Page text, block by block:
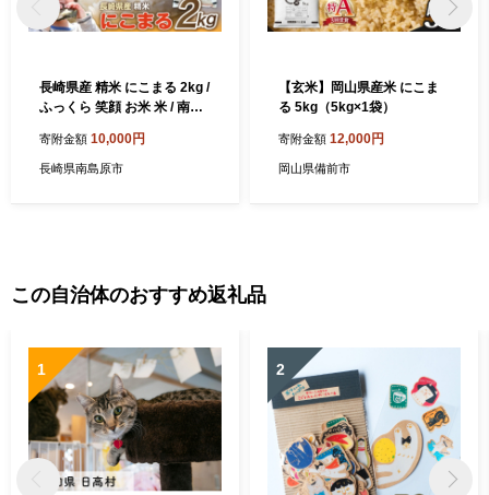
長崎県産 精米 にこまる 2kg /
ふっくら 笑顔 お米 米 / 南島
寄附金額 10,000円
長崎県南島原市
【玄米】岡山県産米 にこま
る 5kg（5kg×1袋）
寄附金額 12,000円
岡山県備前市
この自治体のおすすめ返礼品
1 2